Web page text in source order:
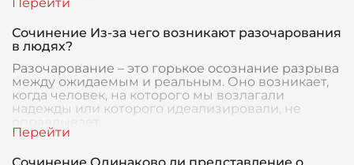
Сочинение Из-за чего возникают разочарования
в людях?
Разочарование – это горькое осознание разрыва
между ожидаемым и реальным. Оно возникает,
когда человек, на которого мы возлагали
надежды или которого идеализировали, не